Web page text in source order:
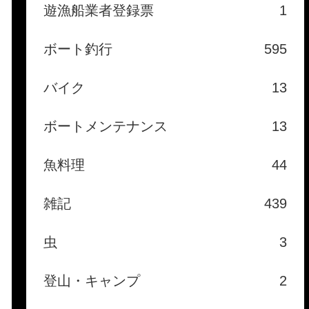
遊漁船業者登録票 1
ボート釣行 595
バイク 13
ボートメンテナンス 13
魚料理 44
雑記 439
虫 3
登山・キャンプ 2